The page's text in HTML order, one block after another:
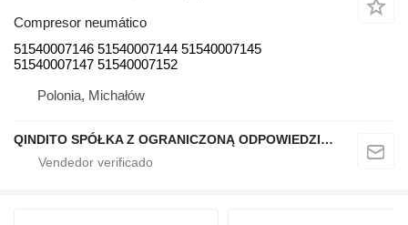
Compresor neumático
51540007146 51540007144 51540007145
51540007147 51540007152
Polonia, Michałów
QINDITO SPÓŁKA Z OGRANICZONĄ ODPOWIEDZIALNOŚCIĄ